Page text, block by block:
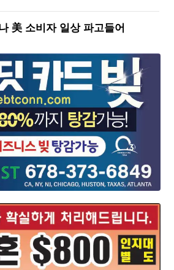
美 소비자 일상 파고들어